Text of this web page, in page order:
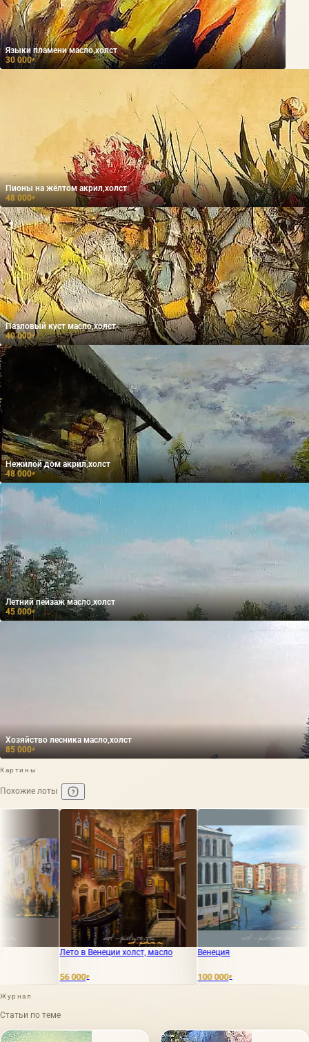
Языки пламени масло,холст
30 000₽
Пионы на жёлтом акрил,холст
48 000₽
Пазловый куст масло,холст
40 000₽
Нежилой дом акрил,холст
48 000₽
Летний пейзаж масло,холст
45 000₽
Хозяйство лесника масло,холст
85 000₽
Картины
Похожие лоты
в Венеции холст, масло Венеция
Журнал
Статьи по теме